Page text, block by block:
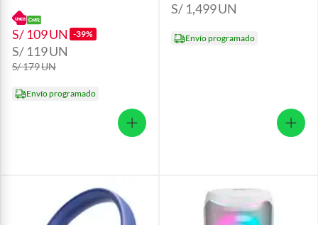
S/ 109UN -39%
S/ 119UN
S/ 179UN
Envío programado
S/ 1,499UN
Envío programado